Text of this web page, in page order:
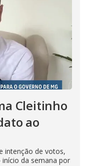
Cleitinho
ao
intenção de votos,
da semana por